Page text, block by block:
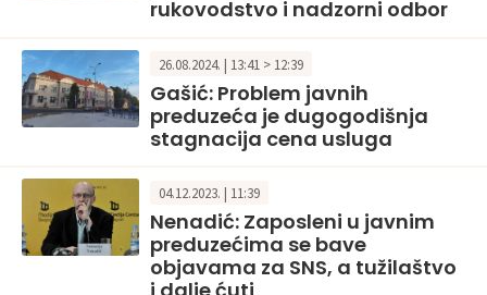
rukovodstvo i nadzorni odbor
26.08.2024. | 13:41 > 12:39
Gašić: Problem javnih
preduzeća je dugogodišnja
stagnacija cena usluga
04.12.2023. | 11:39
Nenadić: Zaposleni u javnim
preduzećima se bave
objavama za SNS, a tužilaštvo